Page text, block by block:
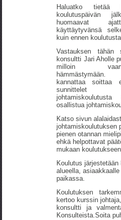
Haluatko tietää
koulutuspäivän
huomaavat
käyttäytyvänsä
kuin ennen
Vastauksen tähän
konsultti Jari Aholle
milloin
kannattaa soittaa
sunnittelet
osallistua
Katso sivun
johtamiskoulutuksen
pienen otannan
ehkä helpottavat
mukaan
Koulutus järjestetään
alueella,
paikassa.
Koulutuksen
kertoo kurssin johtaja,
konsultti ja
Konsulteista.Soita